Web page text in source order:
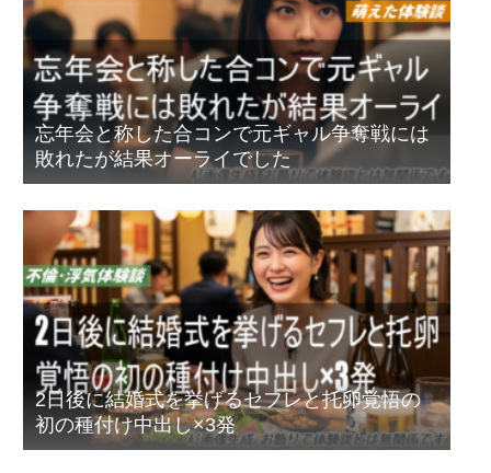
忘年会と称した合コンで元ギャル争奪戦には
敗れたが結果オーライでした
2日後に結婚式を挙げるセフレと托卵覚悟の
初の種付け中出し×3発